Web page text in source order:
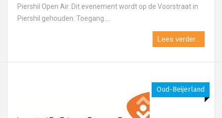
Piershil Open Air. Dit evenement wordt op de Voorstraat in
Piershil gehouden. Toegang....
Lees verder...
Oud-Beijerland